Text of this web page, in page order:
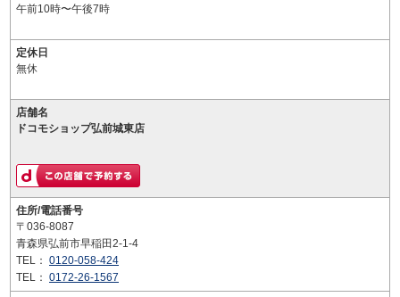
午前10時〜午後7時
定休日
無休
店舗名
ドコモショップ弘前城東店
住所/電話番号
〒036-8087
青森県弘前市早稲田2-1-4
TEL： 0120-058-424
TEL： 0172-26-1567